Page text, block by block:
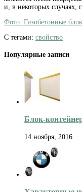
и, в некоторых случаях,
Фото: Газобетонные
С тегами: свойство
Популярные записи
Блок-
14 ноября, 2016